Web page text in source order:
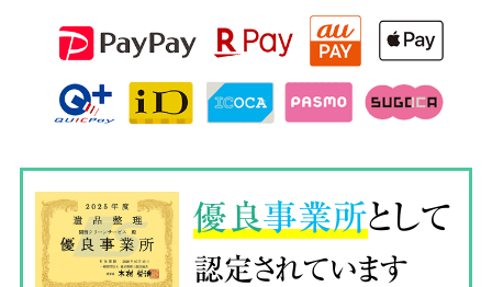
優良事業所として
認定されています